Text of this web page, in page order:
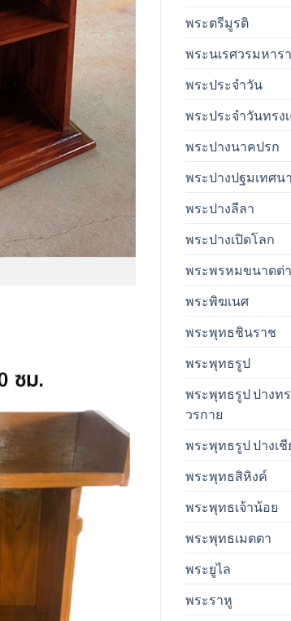
พระตรีมูรติ
พระนเรศวรมหาร
พระประจำวัน
พระประจำวันทรง
พระปางนาคปรก
พระปางปฐมเทศนา
พระปางลีลา
พระปางเปิดโลก
พระพรหมขนาดต่
พระพิฆเนศ
พระพุทธชินราช
พระพุทธรูป
พระพุทธรูป ปางท
วรกาย
พระพุทธรูป ปางเ
พระพุทธสิหิงค์
พระพุทธเจ้าน้อย
พระพุทธเมตตา
พระยูไล
พระราหู